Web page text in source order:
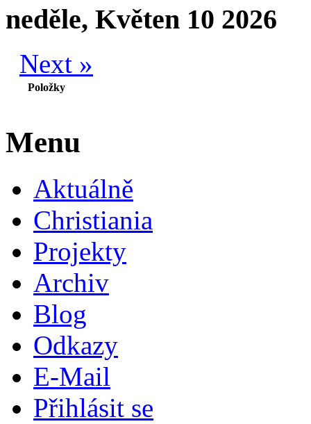
neděle, Květen 10 2026
Next »
Položky
Menu
Aktuálně
Christiania
Projekty
Archiv
Blog
Odkazy
E-Mail
Přihlásit se